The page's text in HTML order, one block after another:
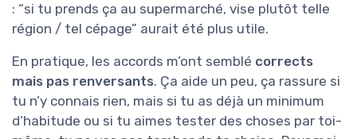
: “si tu prends ça au supermarché, vise plutôt telle
région / tel cépage” aurait été plus utile.
En pratique, les accords m’ont semblé corrects
mais pas renversants. Ça aide un peu, ça rassure si
tu n’y connais rien, mais si tu as déjà un minimum
d’habitude ou si tu aimes tester des choses par toi-